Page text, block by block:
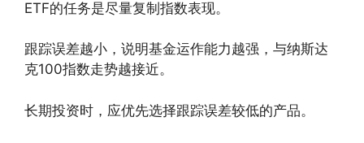
ETF的任务是尽量复制指数表现。
跟踪误差越小，说明基金运作能力越强，与纳斯达
克100指数走势越接近。
长期投资时，应优先选择跟踪误差较低的产品。